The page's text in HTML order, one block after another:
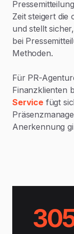
Zeit steigert die
und stellt
bei
Methoden.
Für PR-
Finanzklienten
Servicefügt
Anerkennung